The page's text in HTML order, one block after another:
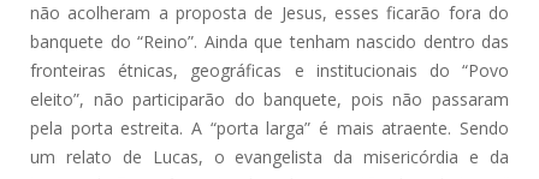
não acolheram a proposta de Jesus, esses ficarão fora do
banquete do “Reino”. Ainda que tenham nascido dentro das
fronteiras étnicas, geográficas e institucionais do “Povo
eleito”, não participarão do banquete, pois não passaram
pela porta estreita. A “porta larga” é mais atraente. Sendo
um relato de Lucas, o evangelista da misericórdia e da